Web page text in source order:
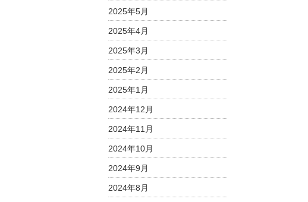
2025年5月
2025年4月
2025年3月
2025年2月
2025年1月
2024年12月
2024年11月
2024年10月
2024年9月
2024年8月